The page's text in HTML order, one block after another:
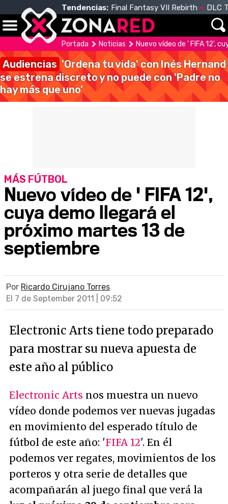
Tendencias: Final Fantasy VII Rebirth DLC
Portada Noticias Nuevo vídeo de ' FIFA 12',
Audiencias 'Ordena tu vida' con Inés Hernand
se estrena discreto y no puede con 'Padre no
hay más que uno'
Nuevo vídeo de ' FIFA 12',
cuya demo llegará el
próximo martes 13 de
septiembre
MÁS FÚTBOL
Por Ricardo Cirujano Torres
El 7 de September 2011 | 09:52
Electronic Arts tiene todo preparado
para mostrar su nueva apuesta de
este año al público
Electronic Arts nos muestra un nuevo
vídeo donde podemos ver nuevas jugadas
en movimiento del esperado título de
fútbol de este año: 'FIFA 12'. En él
podemos ver regates, movimientos de los
porteros y otra serie de detalles que
acompañarán al juego final que verá la